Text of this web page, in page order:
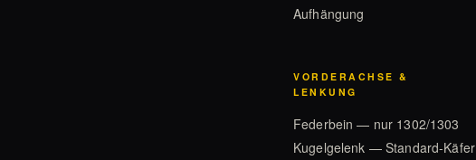
Aufhängung
VORDERACHSE &
LENKUNG
Federbein — nur 1302/1303
Kugelgelenk — Standard-Käfer